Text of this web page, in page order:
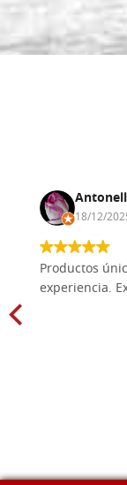
18/12/
Productos
experiencia.